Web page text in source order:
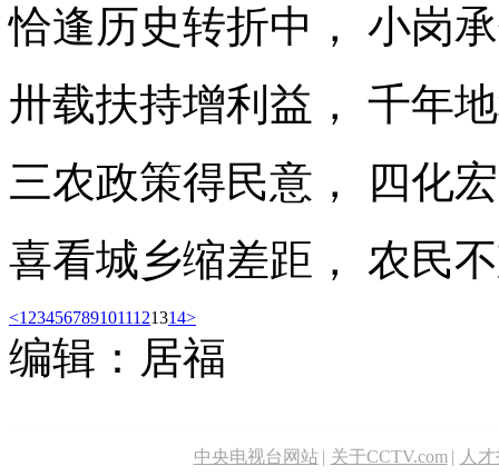
恰逢历史转折中， 小岗
卅载扶持增利益， 千年
三农政策得民意， 四化
喜看城乡缩差距， 农民
<1 234567891011121314>
编辑：居福
中央电视台网站 | 关于CCTV.com | 人